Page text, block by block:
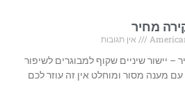
מחיר
אין תגובות
יישור שיניים שקוף למבוגרים לשיפור
מענה מסור ומוחלט אין זה עוזר לכם